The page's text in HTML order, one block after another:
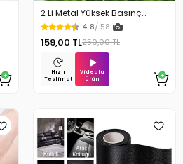
2 Li Metal Yüksek Basınç
Yağmurlamalı Hortum Ucu
4.8/ 58
159,00 TL250,00 TL
Hızlı
Teslimat
Videolu
Ürün